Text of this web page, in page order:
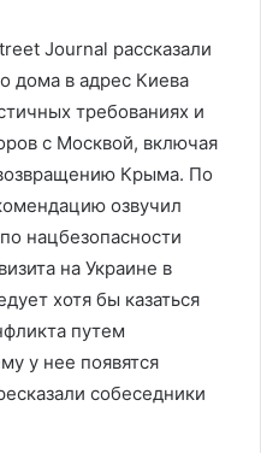
Journal рассказали
дома в адрес Киева
требованиях и
с Москвой, включая
Крыма. По
озвучил
нацбезопасности
на Украине в
хотя бы казаться
путем
у нее появятся
собеседники